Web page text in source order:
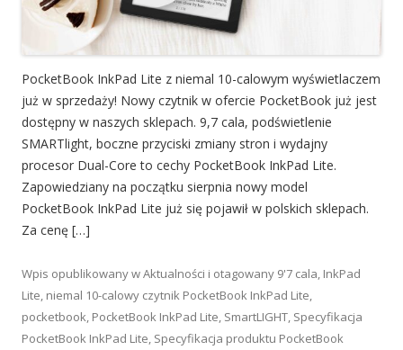
PocketBook InkPad Lite z niemal 10-calowym wyświetlaczem
już w sprzedaży! Nowy czytnik w ofercie PocketBook już jest
dostępny w naszych sklepach. 9,7 cala, podświetlenie
SMARTlight, boczne przyciski zmiany stron i wydajny
procesor Dual-Core to cechy PocketBook InkPad Lite.
Zapowiedziany na początku sierpnia nowy model
PocketBook InkPad Lite już się pojawił w polskich sklepach.
Za cenę […]
Wpis opublikowany wAktualności i otagowany 9'7 cala, InkPad
Lite, niemal 10-calowy czytnik PocketBook InkPad Lite,
pocketbook, PocketBook InkPad Lite, SmartLIGHT, Specyfikacja
PocketBook InkPad Lite, Specyfikacja produktu PocketBook